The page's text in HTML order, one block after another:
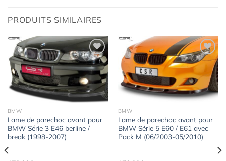
PRODUITS SIMILAIRES
Ajouter
à la
wishlist
BMW
Lame de parechoc avant pour
BMW Série 3 E46 berline /
break (1998-2007)
Ajouter
à la
wishlist
BMW
Lame de parechoc avant pour
BMW Série 5 E60 / E61 avec
Pack M (06/2003-05/2010)